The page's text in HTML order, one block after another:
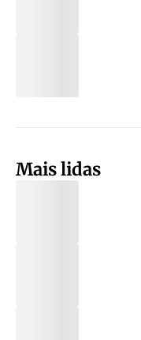
Mais lidas